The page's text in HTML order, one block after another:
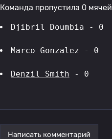
Команда пропустила 0 мячей
Djibril Doumbia - 0
Marco Gonzalez - 0
Denzil Smith - 0
Написать комментарий